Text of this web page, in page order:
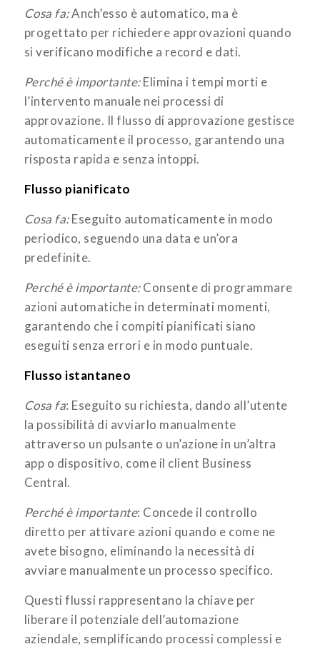
Cosa fa:Anch’esso è automatico, ma è
progettato per richiedere approvazioni quando
si verificano modifiche a record e dati.
Perché è importante:Elimina i tempi morti e
l’intervento manuale nei processi di
approvazione. Il flusso di approvazione gestisce
automaticamente il processo, garantendo una
risposta rapida e senza intoppi.
Flusso pianificato
Cosa fa:Eseguito automaticamente in modo
periodico, seguendo una data e un’ora
predefinite.
Perché è importante:Consente di programmare
azioni automatiche in determinati momenti,
garantendo che i compiti pianificati siano
eseguiti senza errori e in modo puntuale.
Flusso istantaneo
Cosa fa: Eseguito su richiesta, dando all’utente
la possibilità di avviarlo manualmente
attraverso un pulsante o un’azione in un’altra
app o dispositivo, come il client Business
Central.
Perché è importante: Concede il controllo
diretto per attivare azioni quando e come ne
avete bisogno, eliminando la necessità di
avviare manualmente un processo specifico.
Questi flussi rappresentano la chiave per
liberare il potenziale dell’automazione
aziendale, semplificando processi complessi e